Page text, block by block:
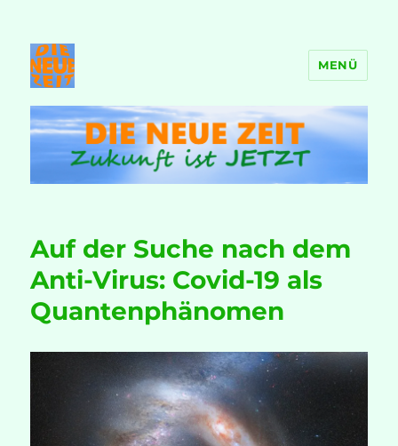
DIE NEUE ZEIT
MENÜ
Auf der Suche nach dem
Anti-Virus: Covid-19 als
Quantenphänomen